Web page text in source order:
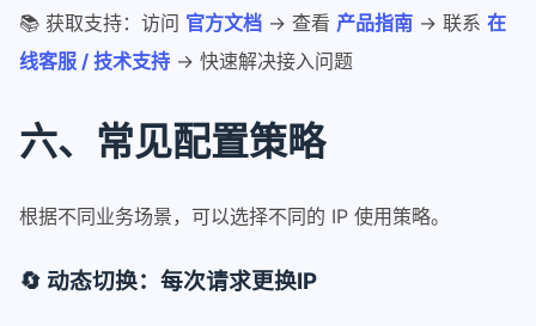
📚 获取支持：访问 官方文档 → 查看 产品指南 → 联系 在
线客服 / 技术支持 → 快速解决接入问题
六、常见配置策略
根据不同业务场景，可以选择不同的 IP 使用策略。
🔄 动态切换：每次请求更换IP